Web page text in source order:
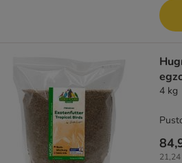
4 kg
21,24